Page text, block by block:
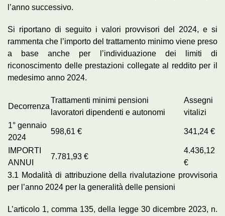
l’anno successivo.
Si riportano di seguito i valori provvisori del 2024, e si
rammenta che l’importo del trattamento minimo viene preso
a base anche per l’individuazione dei limiti di
riconoscimento delle prestazioni collegate al reddito per il
medesimo anno 2024.
Decorrenza
Trattamenti minimi pensioni
lavoratori dipendenti e autonomi
Assegni
vitalizi
1° gennaio
2024
598,61 € 341,24 €
IMPORTI
ANNUI
7.781,93 €
4.436,12
€
3.1 Modalità di attribuzione della rivalutazione provvisoria
per l’anno 2024 per la generalità delle pensioni
L’articolo 1, comma 135, della legge 30 dicembre 2023, n.